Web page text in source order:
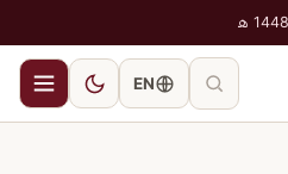
EN